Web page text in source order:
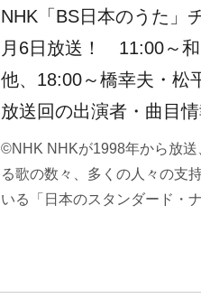
NHK「BS日本のうた」
月6日放送！ 11:00～
他、18:00～橋幸夫・
放送回の出演者・曲目
©NHK NHKが1998年から放
る歌の数々、多くの人々の支
いる「日本のスタンダード・